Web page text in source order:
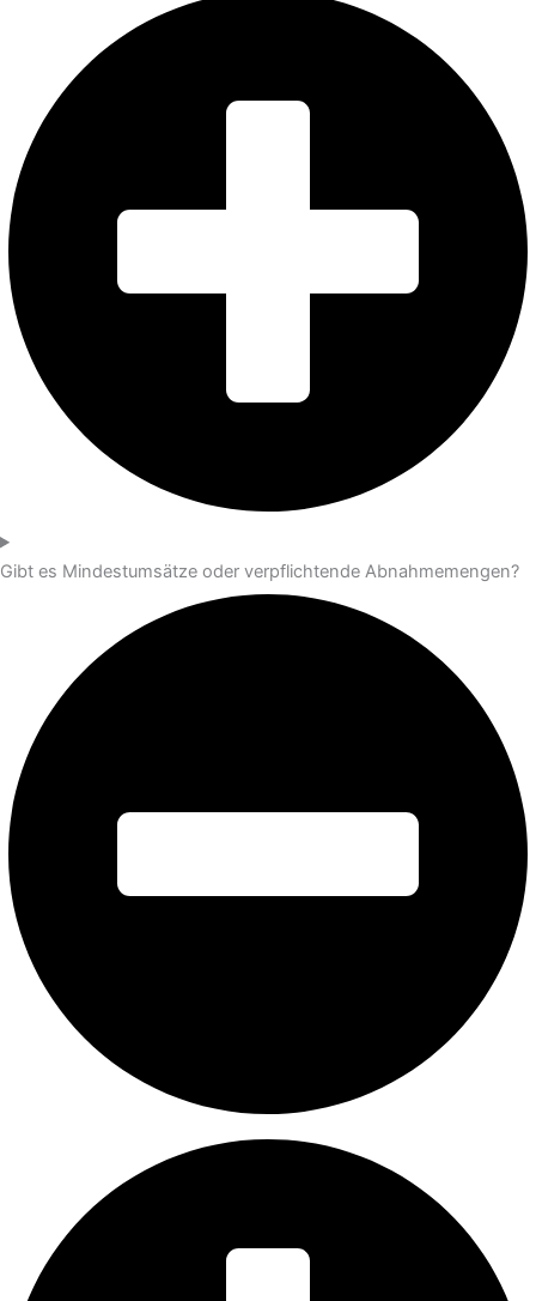
Gibt es Mindestumsätze oder verpflichtende Abnahmemengen?